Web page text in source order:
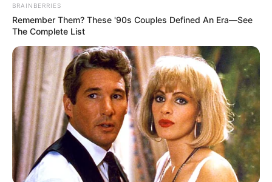
TEMAS RELACIONADOS
SOACHA, CUNDINAMARCA ELECCIONES REGIONALES
MANTÉNGASE EN ALERTA
Tenemos todas las noticias que le
interesan. Para estar bien informado, por
favor, active las notificaciones de Alerta.
BRAINBERRIES
Remember Them? These '90s Couples Defined An Era—See
The Complete List